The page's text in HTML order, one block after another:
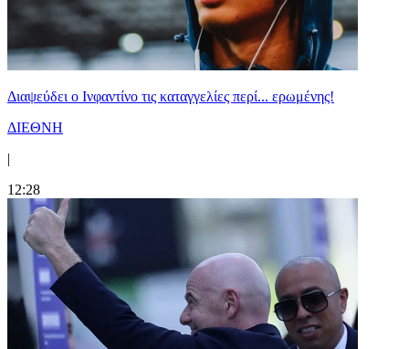
Διαψεύδει ο Ινφαντίνο τις καταγγελίες περί... ερωμένης!
ΔΙΕΘΝΗ
|
12:28